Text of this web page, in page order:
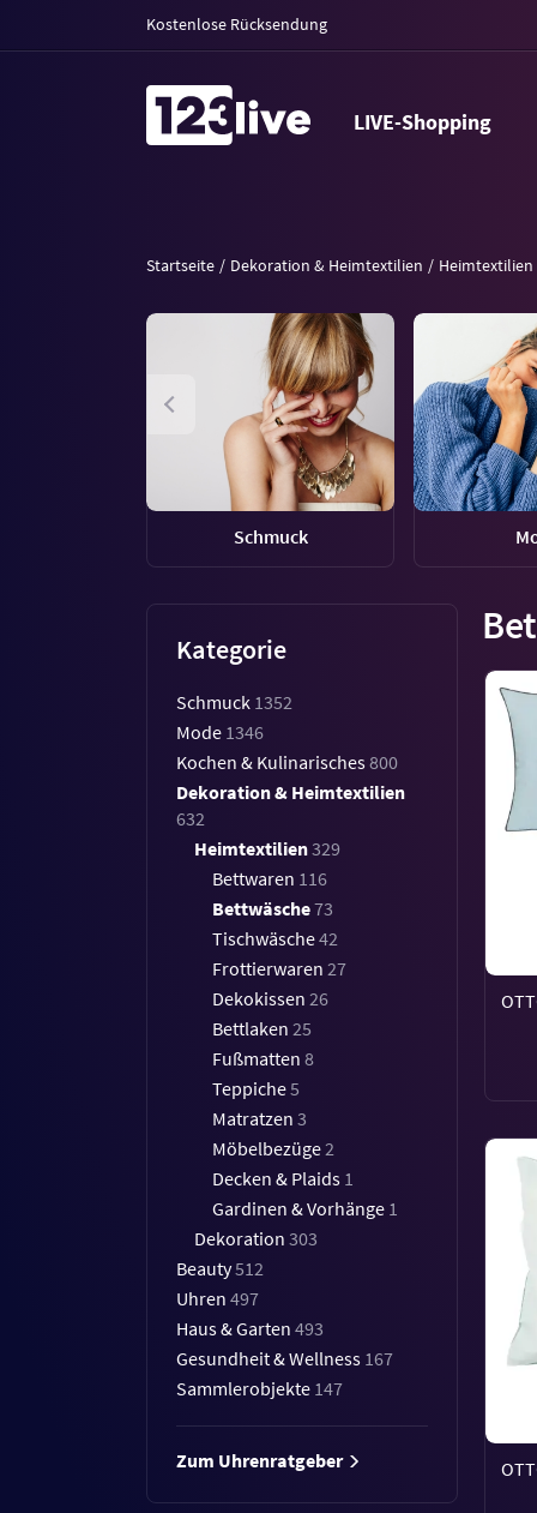
Kostenlose Rücksendung
LIVE-Shopping
Startseite Dekoration & Heimtextilien Heimtextilien
Schmuck
Kategorie
Schmuck 1352
Mode 1346
Kochen & Kulinarisches800
Dekoration & Heimtextilien
632
Heimtextilien329
Bettwaren 116
Bettwäsche73
Tischwäsche42
Frottierwaren 27
Dekokissen 26
Bettlaken 25
Fußmatten 8
Teppiche5
Matratzen 3
Möbelbezüge2
Decken & Plaids 1
Gardinen & Vorhänge 1
Dekoration 303
Beauty512
Uhren 497
Haus & Garten 493
Gesundheit & Wellness 167
Sammlerobjekte 147
Zum Uhrenratgeber